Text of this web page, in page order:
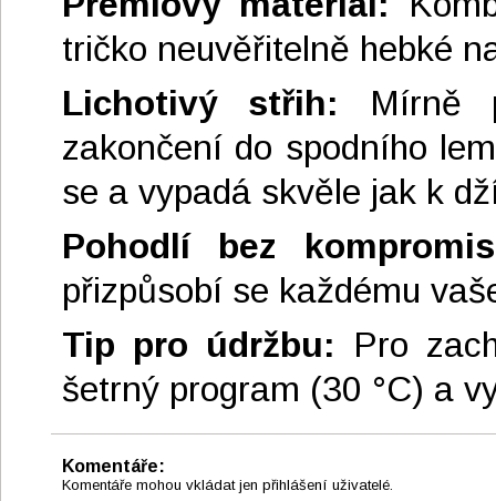
tričko neuvěřitelně hebké
Lichotivý střih: Mírně
zakončení do spodního
se a vypadá skvěle jak k
Pohodlí bez
přizpůsobí se každému
Tip pro údržbu: Pro
šetrný program (30 °C) a
Komentáře:
Komentáře mohou vkládat jen přihlášení uživatelé.